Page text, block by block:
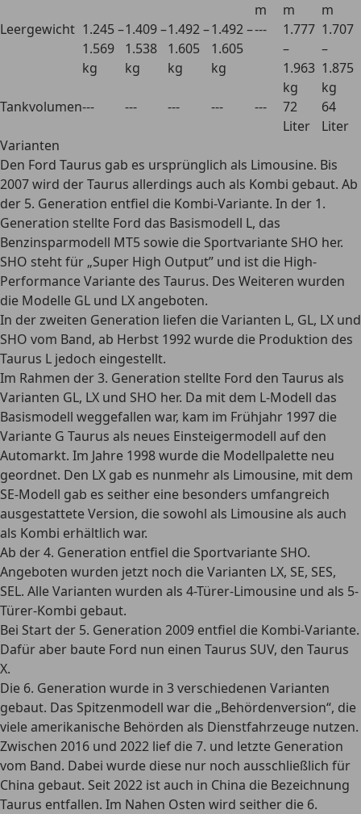
m
m
m
Leergewicht 1.245 –
1.569
kg
1.409 –
1.538
kg
1.492 –
1.605
kg
1.492 –
1.605
kg
---
1.777
–
1.963
kg
1.707
–
1.875
kg
Tankvolumen--- --- --- --- ---
72
Liter
64
Liter
Varianten
Den Ford Taurus gab es ursprünglich als Limousine. Bis
2007 wird der Taurus allerdings auch als Kombi gebaut. Ab
der 5. Generation entfiel die Kombi-Variante. In der 1.
Generation stellte Ford das Basismodell L, das
Benzinsparmodell MT5 sowie die Sportvariante SHO her.
SHO steht für „Super High Output” und ist die High-
Performance Variante des Taurus. Des Weiteren wurden
die Modelle GL und LX angeboten.
In der zweiten Generation liefen die Varianten L, GL, LX und
SHO vom Band, ab Herbst 1992 wurde die Produktion des
Taurus L jedoch eingestellt.
Im Rahmen der 3. Generation stellte Ford den Taurus als
Varianten GL, LX und SHO her. Da mit dem L-Modell das
Basismodell weggefallen war, kam im Frühjahr 1997 die
Variante G Taurus als neues Einsteigermodell auf den
Automarkt. Im Jahre 1998 wurde die Modellpalette neu
geordnet. Den LX gab es nunmehr als Limousine, mit dem
SE-Modell gab es seither eine besonders umfangreich
ausgestattete Version, die sowohl als Limousine als auch
als Kombi erhältlich war.
Ab der 4. Generation entfiel die Sportvariante SHO.
Angeboten wurden jetzt noch die Varianten LX, SE, SES,
SEL. Alle Varianten wurden als 4-Türer-Limousine und als 5-
Türer-Kombi gebaut.
Bei Start der 5. Generation 2009 entfiel die Kombi-Variante.
Dafür aber baute Ford nun einen Taurus SUV, den Taurus
X.
Die 6. Generation wurde in 3 verschiedenen Varianten
gebaut. Das Spitzenmodell war die „Behördenversion“, die
viele amerikanische Behörden als Dienstfahrzeuge nutzen.
Zwischen 2016 und 2022 lief die 7. und letzte Generation
vom Band. Dabei wurde diese nur noch ausschließlich für
China gebaut. Seit 2022 ist auch in China die Bezeichnung
Taurus entfallen. Im Nahen Osten wird seither die 6.